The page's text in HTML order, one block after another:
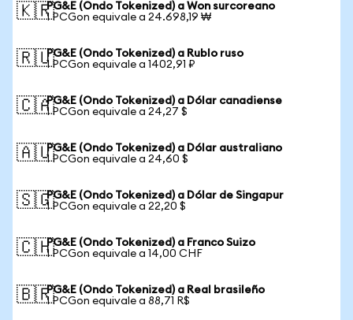
🇰🇷PG&E (Ondo Tokenized) a Won surcoreano
1 PCGon equivale a 24.698,19 ₩
🇷🇺PG&E (Ondo Tokenized) a Rublo ruso
1 PCGon equivale a 1402,91 ₽
🇨🇦PG&E (Ondo Tokenized) a Dólar canadiense
1 PCGon equivale a 24,27 $
🇦🇺PG&E (Ondo Tokenized) a Dólar australiano
1 PCGon equivale a 24,60 $
🇸🇬PG&E (Ondo Tokenized) a Dólar de Singapur
1 PCGon equivale a 22,20 $
🇨🇭PG&E (Ondo Tokenized) a Franco Suizo
1 PCGon equivale a 14,00 CHF
🇧🇷PG&E (Ondo Tokenized) a Real brasileño
1 PCGon equivale a 88,71 R$